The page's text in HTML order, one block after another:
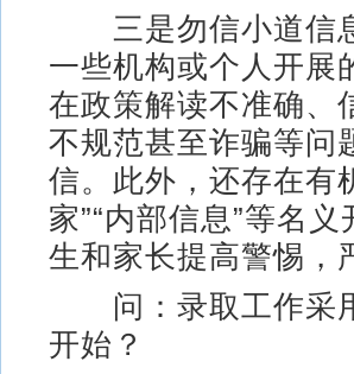
三是勿信小道信
一些机构或个人开展
在政策解读不准确、
不规范甚至诈骗等问
信。此外，还存在有
家”“内部信息”等名
生和家长提高警惕，
问：录取工作采
开始？